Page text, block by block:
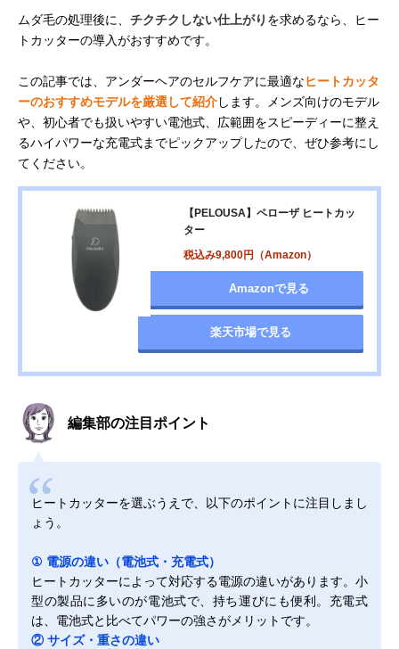
ムダ毛の処理後に、 チクチクしない仕上がり を求めるなら、ヒー
トカッターの導入がおすすめです。
この記事では、アンダーヘアのセルフケアに最適なヒートカッタ
ーのおすすめモデルを厳選して紹介します。メンズ向けのモデル
や、初心者でも扱いやすい電池式、広範囲をスピーディーに整え
るハイパワーな充電式までピックアップしたので、ぜひ参考にし
てください。
【PELOUSA】ペローザ ヒートカッ
ター
税込み9,800円（Amazon）
Amazonで見る
楽天市場で見る
編集部の注目ポイント
ヒートカッターを選ぶうえで、以下のポイントに注目しまし
ょう。
① 電源の違い（電池式・充電式）
ヒートカッターによって対応する電源の違いがあります。小
型の製品に多いのが電池式で、持ち運びにも便利。充電式
は、電池式と比べてパワーの強さがメリットです。
② サイズ・重さの違い